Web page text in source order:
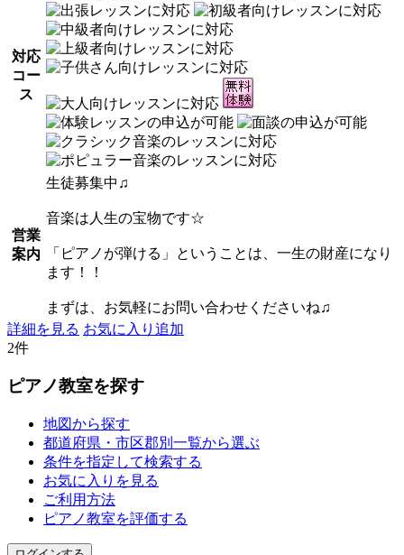
対応
コー
ス
営業
案内
生徒募集中♫
音楽は人生の宝物です☆
「ピアノが弾ける」ということは、一生の財産になり
ます！！
まずは、お気軽にお問い合わせくださいね♫
詳細を見る お気に入り追加
2件
ピアノ教室を探す
地図から探す
都道府県・市区郡別一覧から選ぶ
条件を指定して検索する
お気に入りを見る
ご利用方法
ピアノ教室を評価する